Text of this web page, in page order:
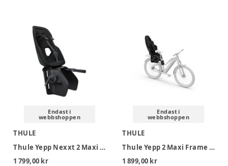
Endast i
webbshoppen
THULE
Thule Yepp Nexxt 2 Maxi Rack Mount Cykelsits - Black
1 799,00 kr
Endast i
webbshoppen
THULE
Thule Yepp 2 Maxi Frame Mount Cykelsits - Black
1 899,00 kr